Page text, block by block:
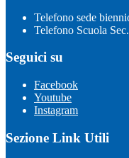
Telefono sede
Telefono Scuola
Seguici su
Facebook
Youtube
Instagram
Sezione Link Utili